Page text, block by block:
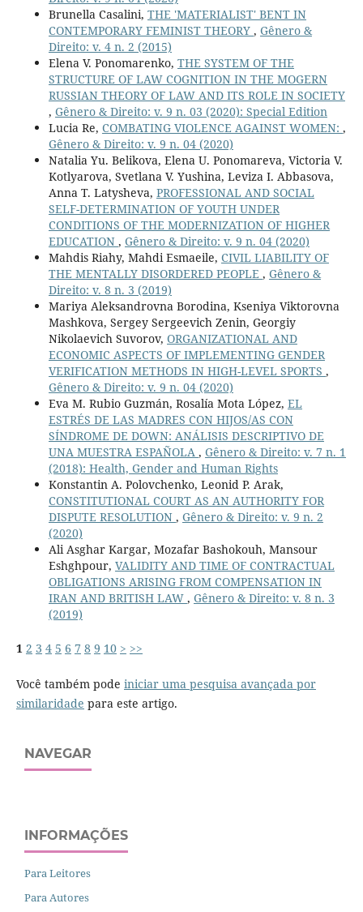
Brunella Casalini, THE 'MATERIALIST' BENT IN
CONTEMPORARY FEMINIST THEORY , Gênero &
Direito: v. 4 n. 2 (2015)
Elena V. Ponomarenko, THE SYSTEM OF THE
STRUCTURE OF LAW COGNITION IN THE MOGERN
RUSSIAN THEORY OF LAW AND ITS ROLE IN SOCIETY
, Gênero & Direito: v. 9 n. 03 (2020): Special Edition
Lucia Re, COMBATING VIOLENCE AGAINST WOMEN: ,
Gênero & Direito: v. 9 n. 04 (2020)
Natalia Yu. Belikova, Elena U. Ponomareva, Victoria V.
Kotlyarova, Svetlana V. Yushina, Leviza I. Abbasova,
Anna T. Latysheva, PROFESSIONAL AND SOCIAL
SELF-DETERMINATION OF YOUTH UNDER
CONDITIONS OF THE MODERNIZATION OF HIGHER
EDUCATION , Gênero & Direito: v. 9 n. 04 (2020)
Mahdis Riahy, Mahdi Esmaeile, CIVIL LIABILITY OF
THE MENTALLY DISORDERED PEOPLE , Gênero &
Direito: v. 8 n. 3 (2019)
Mariya Aleksandrovna Borodina, Kseniya Viktorovna
Mashkova, Sergey Sergeevich Zenin, Georgiy
Nikolaevich Suvorov, ORGANIZATIONAL AND
ECONOMIC ASPECTS OF IMPLEMENTING GENDER
VERIFICATION METHODS IN HIGH-LEVEL SPORTS ,
Gênero & Direito: v. 9 n. 04 (2020)
Eva M. Rubio Guzmán, Rosalía Mota López, EL
ESTRÉS DE LAS MADRES CON HIJOS/AS CON
SÍNDROME DE DOWN: ANÁLISIS DESCRIPTIVO DE
UNA MUESTRA ESPAÑOLA , Gênero & Direito: v. 7 n. 1
(2018): Health, Gender and Human Rights
Konstantin A. Polovchenko, Leonid P. Arak,
CONSTITUTIONAL COURT AS AN AUTHORITY FOR
DISPUTE RESOLUTION , Gênero & Direito: v. 9 n. 2
(2020)
Ali Asghar Kargar, Mozafar Bashokouh, Mansour
Eshghpour, VALIDITY AND TIME OF CONTRACTUAL
OBLIGATIONS ARISING FROM COMPENSATION IN
IRAN AND BRITISH LAW , Gênero & Direito: v. 8 n. 3
(2019)
1 2 3 4 5 6 7 8 9 10 > >>
Você também pode iniciar uma pesquisa avançada por
similaridade para este artigo.
NAVEGAR
INFORMAÇÕES
Para Leitores
Para Autores